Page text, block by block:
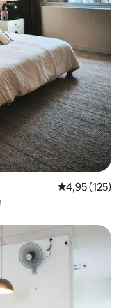
Évaluation
4,95 (125)